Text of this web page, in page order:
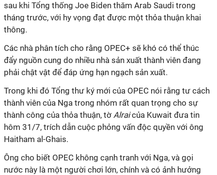
sau khi Tổng thống Joe Biden thăm Arab Saudi trong
tháng trước, với hy vọng đạt được một thỏa thuận khai
thông.
Các nhà phân tích cho rằng OPEC+ sẽ khó có thể thúc
đẩy nguồn cung do nhiều nhà sản xuất thành viên đang
phải chật vật để đáp ứng hạn ngạch sản xuất.
Trong khi đó Tổng thư ký mới của OPEC nói rằng tư cách
thành viên của Nga trong nhóm rất quan trọng cho sự
thành công của thỏa thuận, tờ Alraicủa Kuwait đưa tin
hôm 31/7, trích dẫn cuộc phỏng vấn độc quyền với ông
Haitham al-Ghais.
Ông cho biết OPEC không cạnh tranh với Nga, và gọi
nước này là một người chơi lớn, chính và có ảnh hưởng